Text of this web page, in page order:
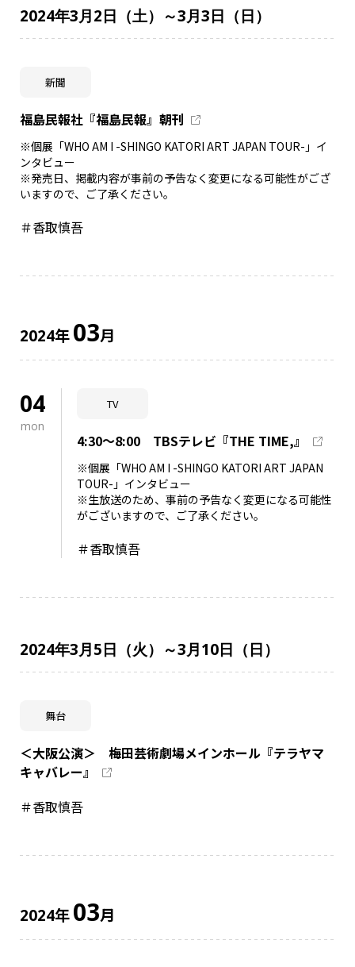
2024年3月2日（土）～3月3日（日）
新聞
福島民報社『福島民報』朝刊
※個展「WHO AM I -SHINGO KATORI ART JAPAN TOUR-」イ
ンタビュー
※発売日、掲載内容が事前の予告なく変更になる可能性がござ
いますので、ご了承ください。
＃香取慎吾
2024年03月
04
mon
TV
4:30～8:00 TBSテレビ『THE TIME,』
※個展「WHO AM I -SHINGO KATORI ART JAPAN
TOUR-」インタビュー
※生放送のため、事前の予告なく変更になる可能性
がございますので、ご了承ください。
＃香取慎吾
2024年3月5日（火）～3月10日（日）
舞台
＜大阪公演＞ 梅田芸術劇場メインホール『テラヤマ
キャバレー』
＃香取慎吾
2024年03月